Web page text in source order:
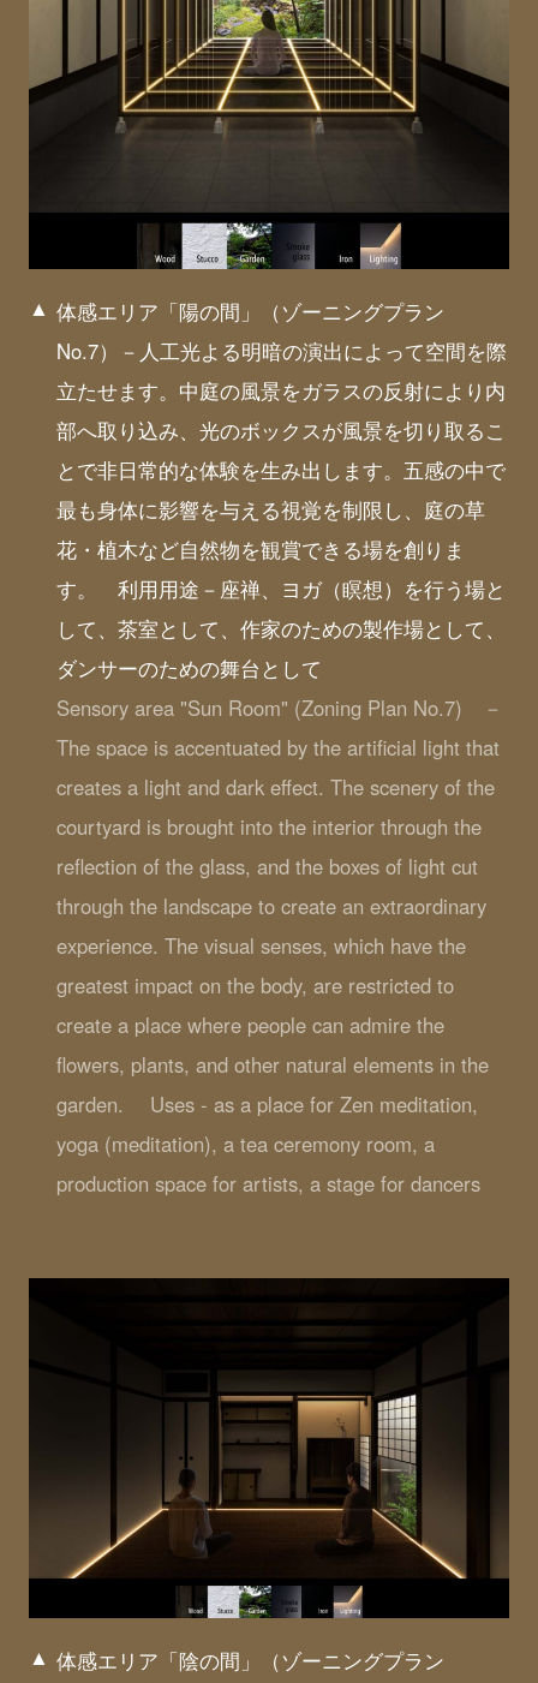
体感エリア「陽の間」（ゾーニングプラン
No.7）－人工光よる明暗の演出によって空間を際
立たせます。中庭の風景をガラスの反射により内
部へ取り込み、光のボックスが風景を切り取るこ
とで非日常的な体験を生み出します。五感の中で
最も身体に影響を与える視覚を制限し、庭の草
花・植木など自然物を観賞できる場を創りま
す。 利用用途－座禅、ヨガ（瞑想）を行う場と
して、茶室として、作家のための製作場として、
ダンサーのための舞台として
Sensory area "Sun Room" (Zoning Plan No.7) －
The space is accentuated by the artificial light that
creates a light and dark effect. The scenery of the
courtyard is brought into the interior through the
reflection of the glass, and the boxes of light cut
through the landscape to create an extraordinary
experience. The visual senses, which have the
greatest impact on the body, are restricted to
create a place where people can admire the
flowers, plants, and other natural elements in the
garden. Uses - as a place for Zen meditation,
yoga (meditation), a tea ceremony room, a
production space for artists, a stage for dancers
体感エリア「陰の間」（ゾーニングプラン